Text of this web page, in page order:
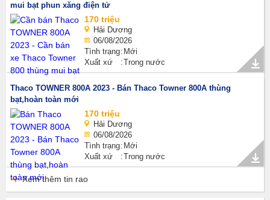
mui bạt phun xăng điện tử
170 triệu
Hải Dương
06/08/2026
Tình trạng Mới
Xuất xứ
Trong nước
Thaco TOWNER 800A 2023 - Bán Thaco Towner 800A thùng
bạt,hoàn toàn mới
170 triệu
Hải Dương
06/08/2026
Tình trạng Mới
Xuất xứ
Trong nước
Xem thêm tin rao